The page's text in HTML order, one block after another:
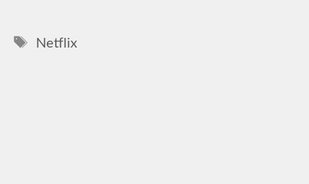
Címkék
Netflix